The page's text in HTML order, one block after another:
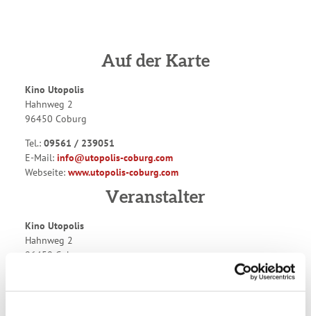
Auf der Karte
Kino Utopolis
Hahnweg 2
96450 Coburg
Tel.: 09561 / 239051
E-Mail: info@utopolis-coburg.com
Webseite: www.utopolis-coburg.com
Veranstalter
Kino Utopolis
Hahnweg 2
96450 Coburg
E-Mail:info@utopolis-coburg.com